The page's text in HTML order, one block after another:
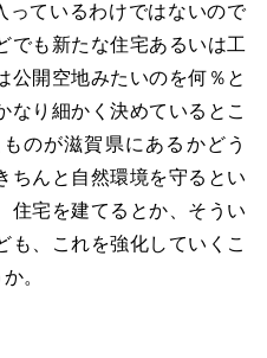
っているわけではないので
でも新たな住宅あるいは工
公開空地みたいのを何％と
なり細かく決めているとこ
のが滋賀県にあるかどう
ちんと自然環境を守るとい
住宅を建てるとか、そうい
も、これを強化していくこ
。